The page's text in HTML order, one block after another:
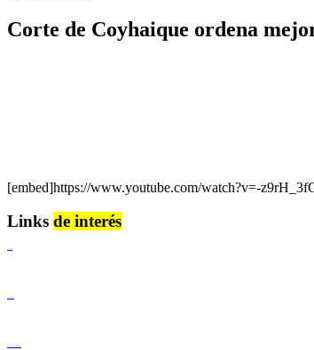
Corte de Coyhaique ordena
[embed]https://www.youtube.com/watch?v=-
Links de interés